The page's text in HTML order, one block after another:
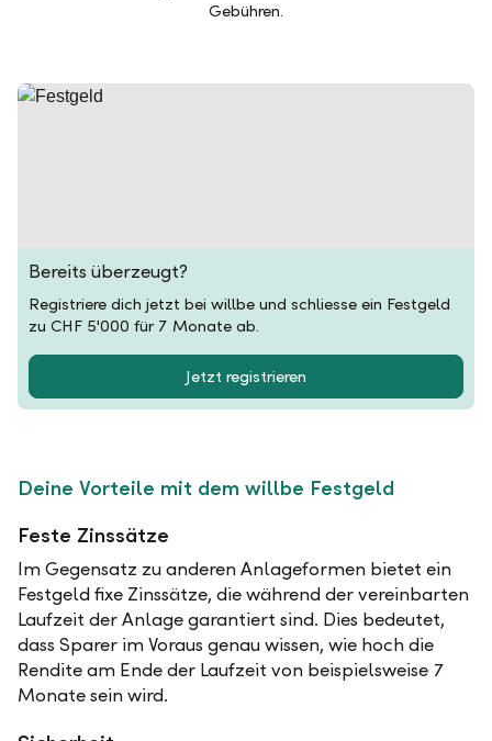
Gebühren.
Bereits überzeugt?
Registriere dich jetzt bei willbe und schliesse ein Festgeld
zu CHF 5'000 für 7 Monate ab.
Jetzt registrieren
Deine Vorteile mit dem willbe Festgeld
Feste Zinssätze
Im Gegensatz zu anderen Anlageformen bietet ein
Festgeld fixe Zinssätze, die während der vereinbarten
Laufzeit der Anlage garantiert sind. Dies bedeutet,
dass Sparer im Voraus genau wissen, wie hoch die
Rendite am Ende der Laufzeit von beispielsweise 7
Monate sein wird.